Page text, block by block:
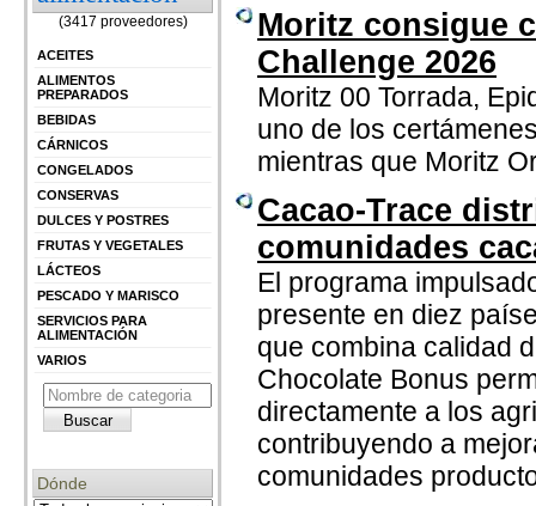
(3417 proveedores)
ACEITES
ALIMENTOS
PREPARADOS
BEBIDAS
CÁRNICOS
CONGELADOS
CONSERVAS
DULCES Y POSTRES
FRUTAS Y VEGETALES
LÁCTEOS
PESCADO Y MARISCO
SERVICIOS PARA
ALIMENTACIÓN
VARIOS
Dónde
Moritz consigue
Challenge 2026
Moritz 00 Torrada,
uno de los
mientras que Moritz
Cacao-Trace
comunidades
El programa
presente en diez
que combina calidad
Chocolate Bonus
directamente a los
contribuyendo a
comunidades